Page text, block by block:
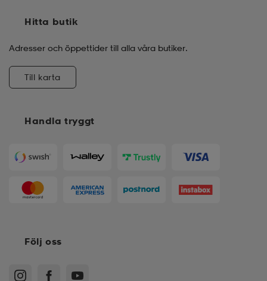
Handla tryggt
Hitta butik
Adresser och öppettider till alla våra butiker.
Till karta
Följ oss